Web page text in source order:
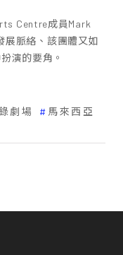
Centre成員Mark
展脈絡、該團體又如
演的要角。
劇場 馬來西亞